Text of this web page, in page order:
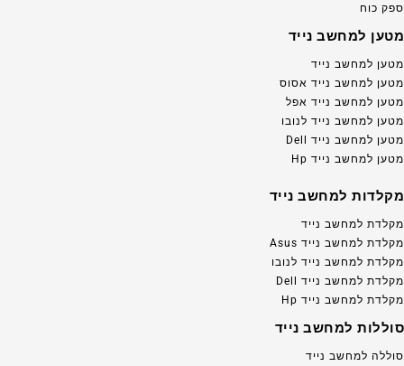
ספק כוח
מטען למחשב נייד
מטען למחשב נייד
מטען למחשב נייד אסוס
מטען למחשב נייד אפל
מטען למחשב נייד לנובו
מטען למחשב נייד Dell
מטען למחשב נייד Hp
מקלדות למחשב נייד
מקלדת למחשב נייד
מקלדת למחשב נייד Asus
מקלדת למחשב נייד לנובו
מקלדת למחשב נייד Dell
מקלדת למחשב נייד Hp
סוללות למחשב נייד
סוללה למחשב נייד